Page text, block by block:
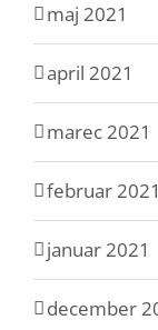
maj 2021
april 2021
marec 2021
februar 2021
januar 2021
december